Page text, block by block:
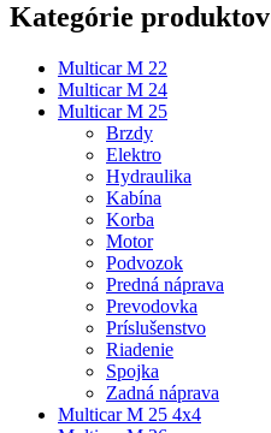
Kategórie produktov
Multicar M 22
Multicar M 24
Multicar M 25
Brzdy
Elektro
Hydraulika
Kabína
Korba
Motor
Podvozok
Predná náprava
Prevodovka
Príslušenstvo
Riadenie
Spojka
Zadná náprava
Multicar M 25 4x4